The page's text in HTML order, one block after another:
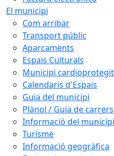
El municipi
Com arribar
Transport públic
Aparcaments
Espais Culturals
Municipi cardioprotegit
Calendaris d'Espais
Guia del municipi
Plànol / Guia de carrers
Informació del municipi
Turisme
Informació geogràfica